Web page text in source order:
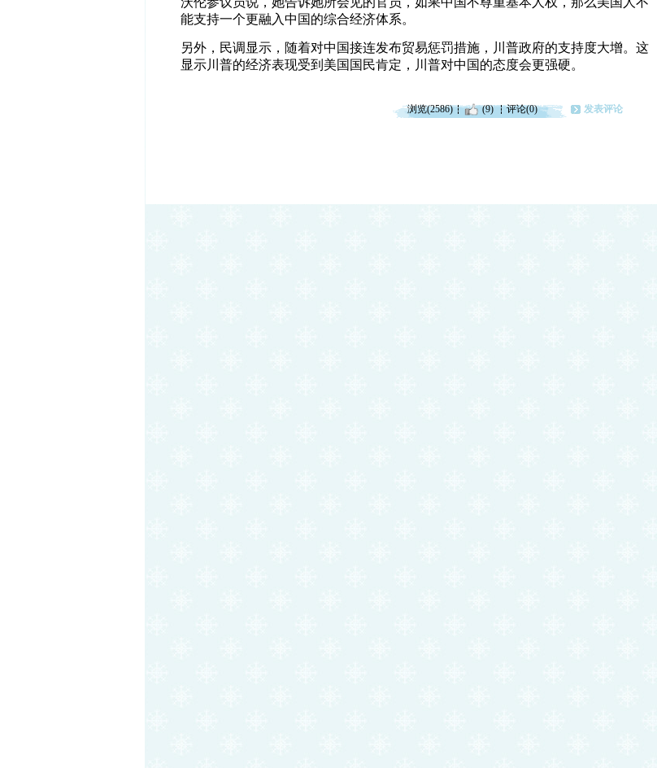
能支持一个更融入中国的综合经济体系。
另外，民调显示，随着对中国接连发布贸易惩罚措施，川普政府的支持度大增。这
显示川普的经济表现受到美国国民肯定，川普对中国的态度会更强硬。
浏览(2586) (9) 评论(0) 发表评论